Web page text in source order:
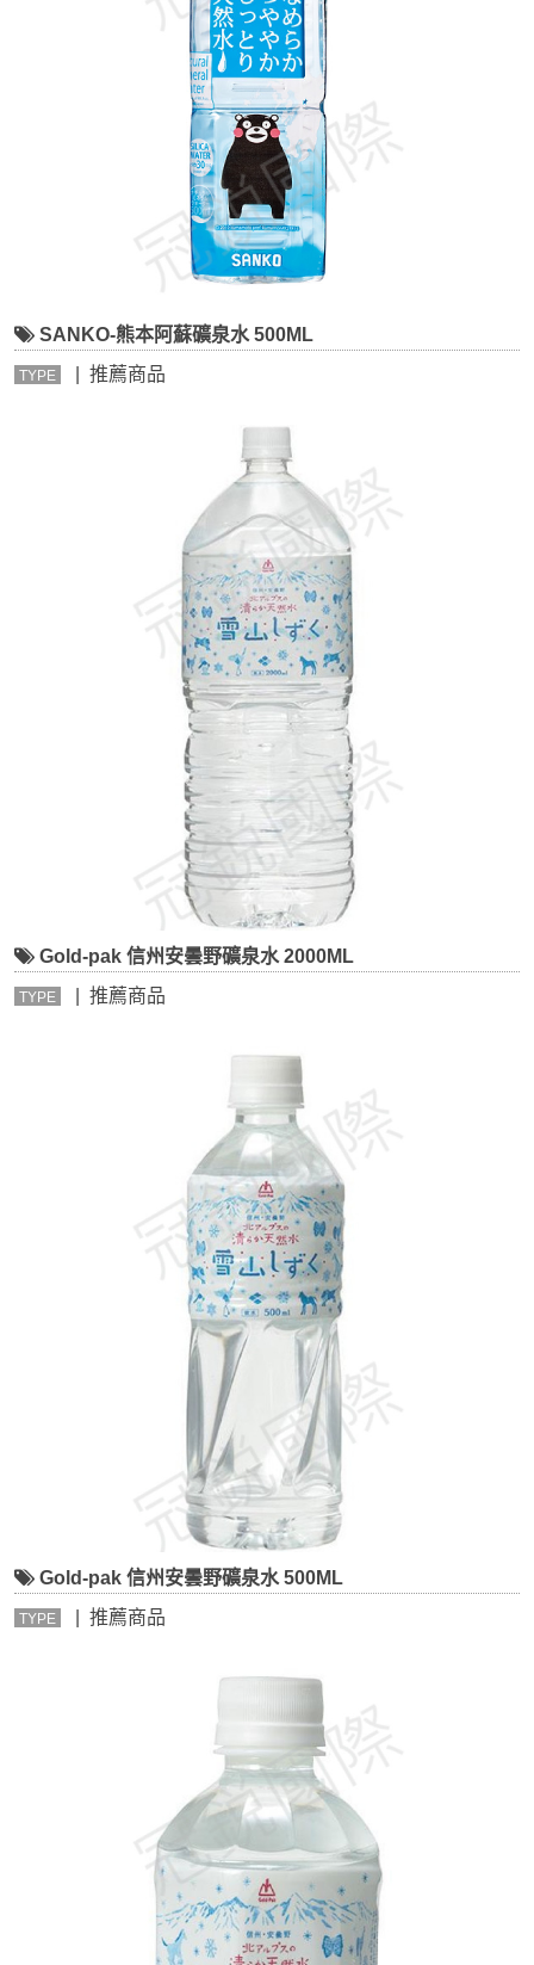
SANKO-熊本阿蘇礦泉水 500ML
TYPE | 推薦商品
Gold-pak 信州安曇野礦泉水 2000ML
TYPE | 推薦商品
Gold-pak 信州安曇野礦泉水 500ML
TYPE | 推薦商品